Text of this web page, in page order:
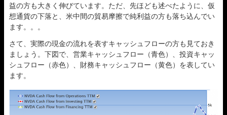
益の方も大きく伸びています。ただ、先ほども述べたように、仮
想通貨の下落と、米中間の貿易摩擦で純利益の方も落ち込んでい
ます。。。
さて、実際の現金の流れを表すキャッシュフローの方も見ておき
ましょう。下図で、営業キャッシュフロー（青色）、投資キャッ
シュフロー（赤色）、財務キャッシュフロー（黄色）を表してい
ます。